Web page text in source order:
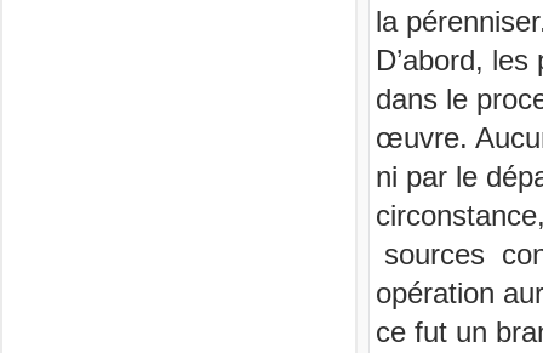
la
D’abord,
dans le
œuvre.
ni par le
sources
opération
ce fut un